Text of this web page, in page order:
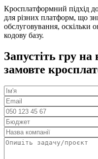
Кросплатформний підхід
для різних платформ, що
обслуговування, оскільки
кодову базу.
Запустіть гру
замовте